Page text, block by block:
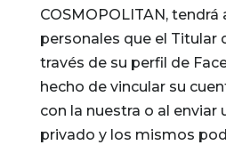
COSMOPOLITAN,
personales que el Titular
través de su perfil de
hecho de vincular su
con la nuestra o al enviar
privado y los mismos